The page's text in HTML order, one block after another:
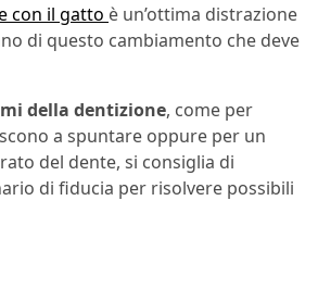
con il gatto è un’ottima distrazione
di questo cambiamento che deve
della dentizione, come per
a spuntare oppure per un
del dente, si consiglia di
di fiducia per risolvere possibili